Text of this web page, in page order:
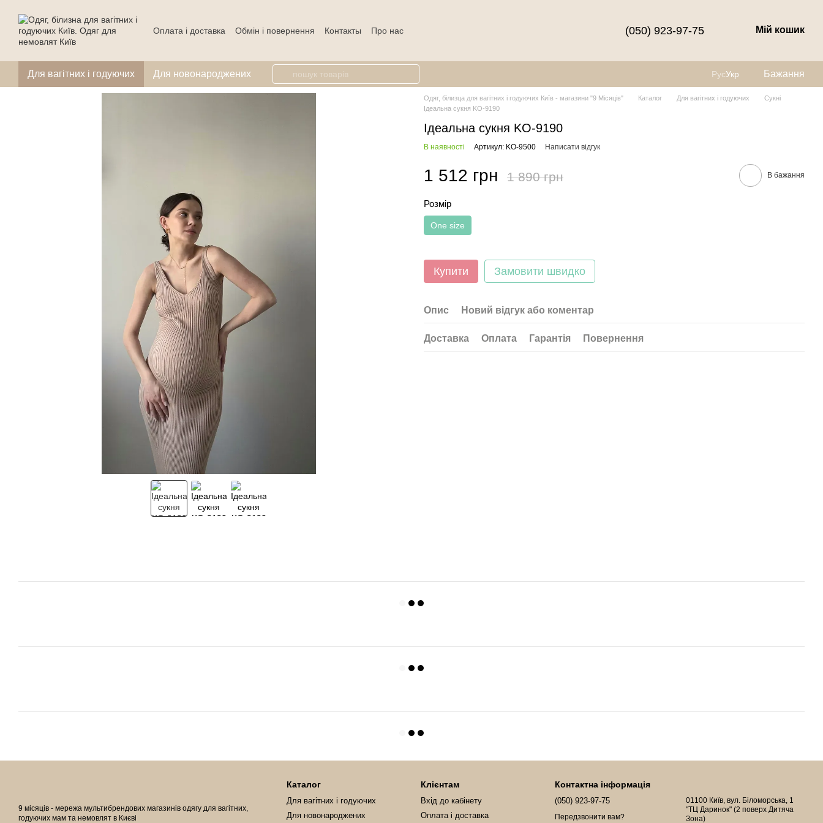
Оплата і доставка Обмін і повернення Контакты Про нас (050) 923-97-75 Мій кошик
Для вагітних і годуючих Для новонароджених РусУкр Бажання
Одяг, білизца для вагітних і годуючих Київ - магазини "9 Місяців" Каталог Для вагітних і годуючих
Сукні
Ідеальна сукня KO-9190
Ідеальна сукня KO-9190
В наявності Артикул: KO-9500 Написати відгук
1 512 грн 1 890 грн В бажання
Розмір
One size
Купити Замовити швидко
Опис Новий відгук або коментар
Доставка Оплата Гарантія Повернення
9 місяців - мережа мультибрендових магазинів одягу для вагітних,
годуючих мам та немовлят в Києві
Каталог
Для вагітних і годуючих
Для новонароджених
Клієнтам
Вхід до кабінету
Оплата і доставка
Контактна інформація
(050) 923-97-75
Передзвонити вам?
01100 Київ, вул. Біломорська, 1
"ТЦ Даринок" (2 поверх Дитяча
Зона)